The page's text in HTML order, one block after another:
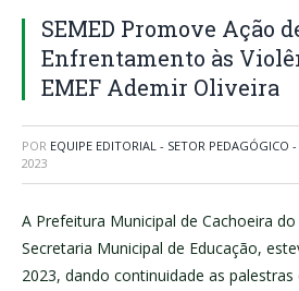
SEMED Promove Ação
Enfrentamento às
EMEF Ademir Oliveira
POR EQUIPE EDITORIAL - SETOR PEDAGÓGICO -
2023
A Prefeitura Municipal de Cachoeira
Secretaria Municipal de Educação,
2023, dando continuidade as